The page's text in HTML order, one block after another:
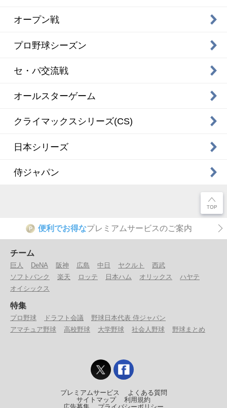
オープン戦
プロ野球シーズン
セ・パ交流戦
オールスターゲーム
クライマックスシリーズ(CS)
日本シリーズ
侍ジャパン
P 便利でお得なプレミアムサービスのご案内
チーム
巨人 DeNA 阪神 広島 中日 ヤクルト
西武
ソフトバンク
楽天 ロッテ 日本ハム オリックス
ハヤテ
オイシックス
特集
プロ野球 ドラフト会議
野球日本代表 侍ジャパン
アマチュア野球
高校野球 大学野球 社会人野球 野球まとめ
プレミアムサービス
よくある質問
サイトマップ
利用規約